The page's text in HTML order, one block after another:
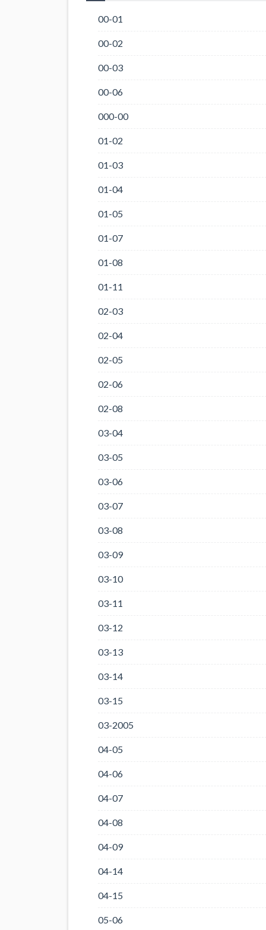
00-01
00-02
00-03
00-06
000-00
01-02
01-03
01-04
01-05
01-07
01-08
01-11
02-03
02-04
02-05
02-06
02-08
03-04
03-05
03-06
03-07
03-08
03-09
03-10
03-11
03-12
03-13
03-14
03-15
03-2005
04-05
04-06
04-07
04-08
04-09
04-14
04-15
05-06